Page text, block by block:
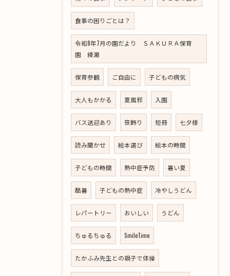
食事の困りごとは？
令和8年7月の園だより ＳＡＫＵＲＡ保育
園 綾瀬
保育参観 ご自由に 子どもの病気
大人もかかる 夏風邪 入園
バス送迎あり 笹飾り 短冊 七夕様
読み聞かせ 絵本選び 絵本の時間
子どもの時間 熱中症予防 暑い夏
酷暑 子どもの熱中症 冷やしうどん
レパートリー おいしい うどん
ちゅるちゅる SmileTime
たかふみ先生との親子で体操